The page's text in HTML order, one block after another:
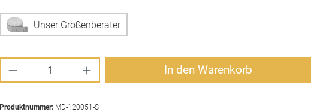
Unser Größenberater
Produkt Anzahl: Gib den gewünschten Wert ein
In den Warenkorb
Produktnummer: MD-120051-S